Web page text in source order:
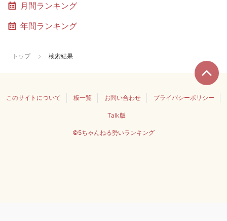
月間ランキング
年間ランキング
トップ 検索結果
このサイトについて 板一覧 お問い合わせ プライバシーポリシー
Talk版
©5ちゃんねる勢いランキング